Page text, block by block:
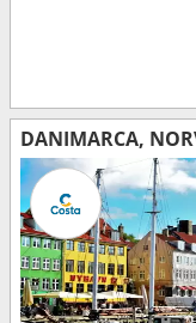
DANIMARCA,